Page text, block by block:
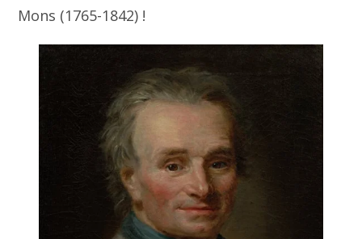
Mons (1765-1842) !